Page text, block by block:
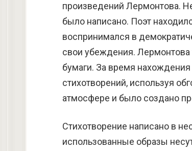
произведений Лермонтова.
было написано. Поэт
воспринимался в
свои убеждения. Лермонтова
бумаги. За время
стихотворений, используя
атмосфере и было создано
Стихотворение написано в
использованные образы